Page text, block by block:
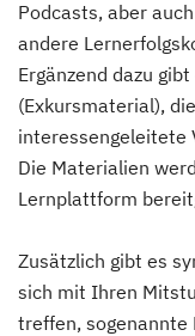
Podcasts, aber
andere
Ergänzend dazu
(Exkursmaterial),
interessengeleitete
Die Materialien
Lernplattform
Zusätzlich gibt es
sich mit Ihren
treffen, sogenannte